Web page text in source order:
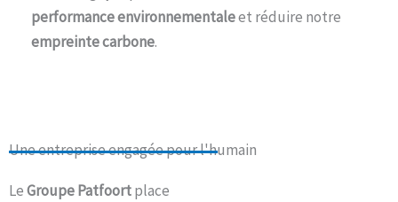
performance environnementaleet réduire notre
empreinte carbone.
Une entreprise engagée pour l'humain​
LeGroupe Patfoortplace